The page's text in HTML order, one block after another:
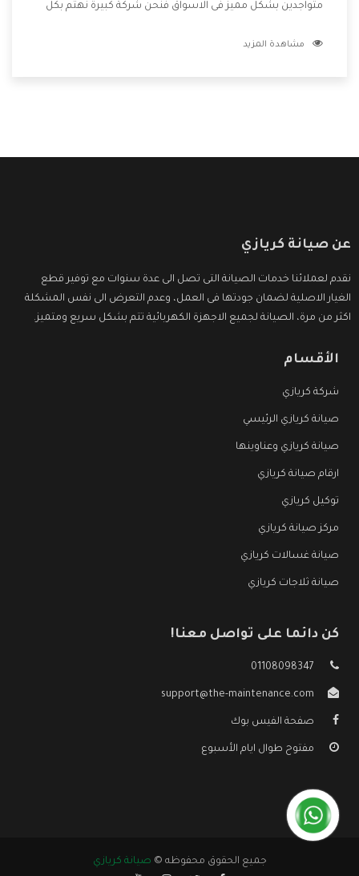
متواجدين بشكل مميز فى الاسواق فنحن شركة كبيرة نهتم بكل
الشركة بها والتى تكون منها خدمة الصيانة التى تكون من أهم
مشاهدة المزيد
عن صيانة كريازي
نقدم لعملائنا خدمات الصيانة التى تصل الى عدة سنوات مع توفير قطع
الغيار الاصلية لضمان جودتها فى العمل، وعدم التعرض الى نفس المشكلة
اكثر من مرة، الصيانة لجميع الاجهزة الكهربائية تتم بشكل سريع ومتميز.
الأقسام
شركة كريازي
صيانة كريازي الرئيسي
صيانة كريازي وعناوينها
ارقام صيانة كريازي
توكيل كريازي
مركز صيانة كريازي
صيانة غسالات كريازي
صيانة ثلاجات كريازي
كن دائما على تواصل معنا!
01108098347
support@the-maintenance.com
صفحة الفيس بوك
مفتوح طوال ايام الأسبوع
جميع الحقوق محفوظه © صيانة كريازي